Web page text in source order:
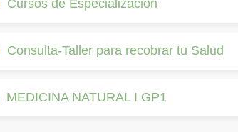
Cursos de Especialización
Consulta-Taller para recobrar tu Salud
MEDICINA NATURAL I GP1